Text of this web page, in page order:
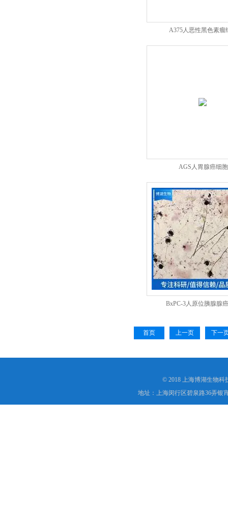
A375人恶性黑色素瘤
AGS人胃腺癌细胞
BxPC-3人原位胰腺腺
首页 上一页 下一
© 2018 上海博湖生物科
地址：上海闵行区碧泉路36弄银